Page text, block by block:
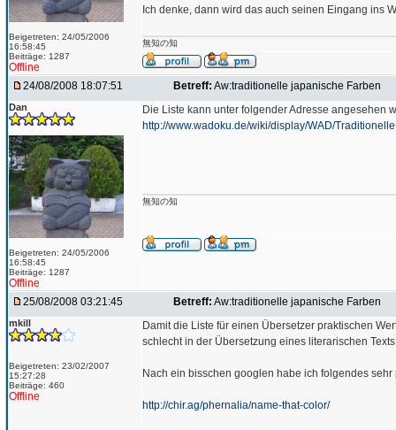
Beigetreten: 24/05/2006
16:58:45
Beiträge: 1287
Offline
Ich denke, dann wird das auch seinen Eingang ins
無知の知
24/08/2008 18:07:51 Betreff: Aw:traditionelle japanische Farben
Dan
Beigetreten: 24/05/2006
16:58:45
Beiträge: 1287
Offline
Die Liste kann unter folgender Adresse angesehen
http://www.wadoku.de/wiki/display/WAD/
無知の知
25/08/2008 03:21:45 Betreff: Aw:traditionelle japanische Farben
mkill
Beigetreten: 23/02/2007
15:27:28
Beiträge: 460
Offline
Damit die Liste für einen Übersetzer praktischen
schlecht in der Übersetzung eines literarischen
Nach ein bisschen googlen habe ich folgendes
http://chir.ag/phernalia/name-that-color/